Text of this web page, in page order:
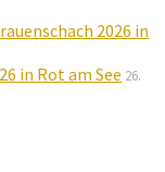
2026 in
in Rot am See 26.